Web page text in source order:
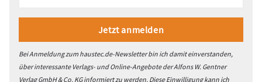
6. Effizienz unabhängig von
Außentemperaturen
Sole/Wasser-Wärmepumpen nutzen die nahezu konstante
Temperatur des Erdreichs und bieten daher eine
Bei Anmeldung zum haustec.de-Newsletter bin ich damit einverstanden,
über interessante Verlags- und Online-Angebote der Alfons W. Gentner
Verlag GmbH & Co. KG informiert zu werden. Diese Einwilligung kann ich